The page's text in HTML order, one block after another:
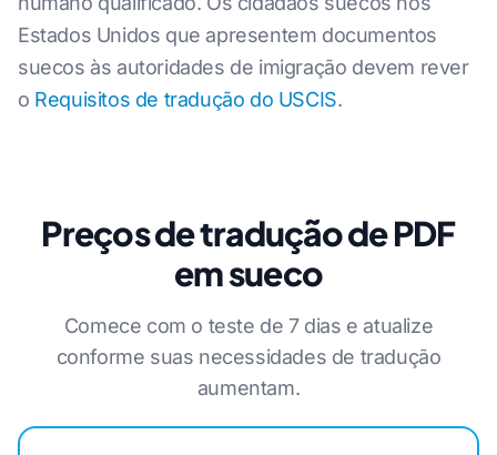
Estados Unidos que apresentem documentos
suecos às autoridades de imigração devem rever
o Requisitos de tradução do USCIS.
Preços de tradução de PDF
em sueco
Comece com o teste de 7 dias e atualize
conforme suas necessidades de tradução
aumentam.